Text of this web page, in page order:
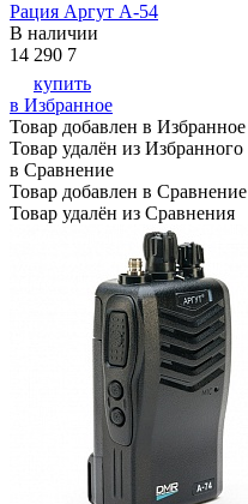
Рация Аргут А-54
В наличии
14 290 7
купить
в Избранное
Товар добавлен в Избранное
Товар удалён из Избранного
в Сравнение
Товар добавлен в Сравнение
Товар удалён из Сравнения